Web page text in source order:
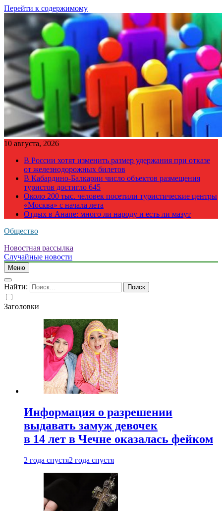
Перейти к содержимому
10 августа, 2026
В России хотят изменить размер удержания при отказе
от железнодорожных билетов
В Кабардино-Балкарии число объектов размещения
туристов достигло 645
Около 200 тыс. человек посетили туристические центры
«Москва» с начала лета
Отдых в Анапе: много ли народу и есть ли мазут
Общество
Новостная рассылка
Случайные новости
Меню
Найти:
Заголовки
Информация о разрешении
выдавать замуж девочек
в 14 лет в Чечне оказалась фейком
2 года спустя2 года спустя